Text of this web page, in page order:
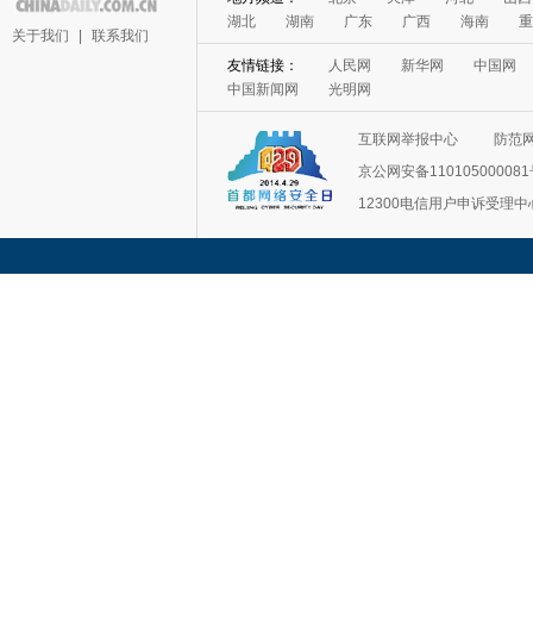
关于我们 联系我们
湖北
湖南 广东 广西 海南
友情链接： 人民网 新华网
中国网
中国新闻网
光明网
互联网举报中心
防范
京公网安备110105000081
12300电信用户申诉受理中